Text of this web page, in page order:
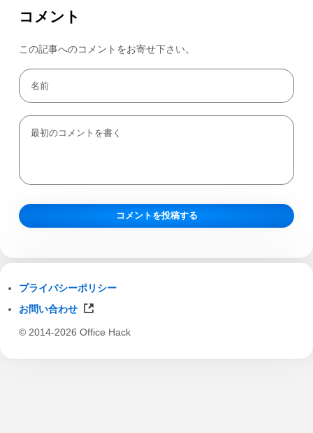
コメント
この記事へのコメントをお寄せ下さい。
プライバシーポリシー
お問い合わせ
© 2014-2026 Office Hack